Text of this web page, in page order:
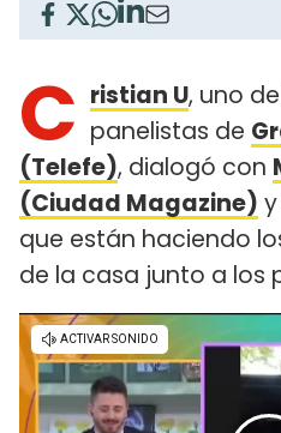
C ristian U, uno
panelistas de
(Telefe), dialogó con
(Ciudad Magazine)
que están haciendo
de la casa junto a los